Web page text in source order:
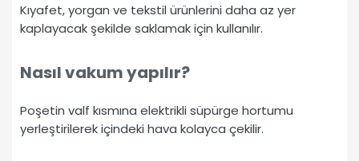
Kıyafet, yorgan ve tekstil ürünlerini daha az yer
kaplayacak şekilde saklamak için kullanılır.
Nasıl vakum yapılır?
Poşetin valf kısmına elektrikli süpürge hortumu
yerleştirilerek içindeki hava kolayca çekilir.